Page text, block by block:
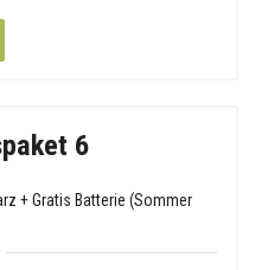
6
+ Gratis Batterie (Sommer